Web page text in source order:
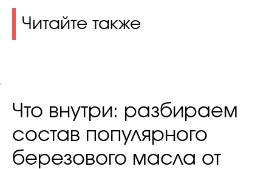
Читайте также
.
Что внутри: разбираем
состав популярного
березового масла от